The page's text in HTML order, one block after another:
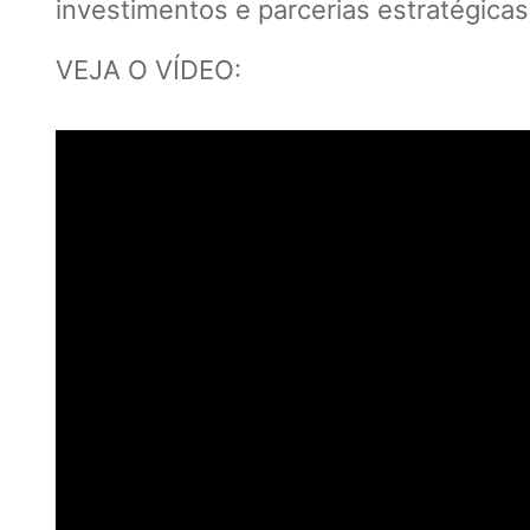
investimentos e parcerias
VEJA O VÍDEO: